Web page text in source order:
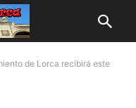
de Lorca recibirá este